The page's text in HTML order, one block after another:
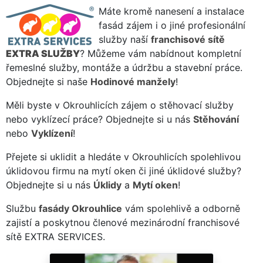
Máte kromě nanesení a instalace
fasád zájem i o jiné profesionální
služby naší franchisové sítě
EXTRA SLUŽBY? Můžeme vám nabídnout kompletní
řemeslné služby, montáže a údržbu a stavební práce.
Objednejte si naše Hodinové manžely!
Měli byste v Okrouhlicích zájem o stěhovací služby
nebo vyklízecí práce? Objednejte si u nás Stěhování
nebo Vyklízení!
Přejete si uklidit a hledáte v Okrouhlicích spolehlivou
úklidovou firmu na mytí oken či jiné úklidové služby?
Objednejte si u nás Úklidy a Mytí oken!
Službu fasády Okrouhlice vám spolehlivě a odborně
zajistí a poskytnou členové mezinárodní franchisové
sítě EXTRA SERVICES.